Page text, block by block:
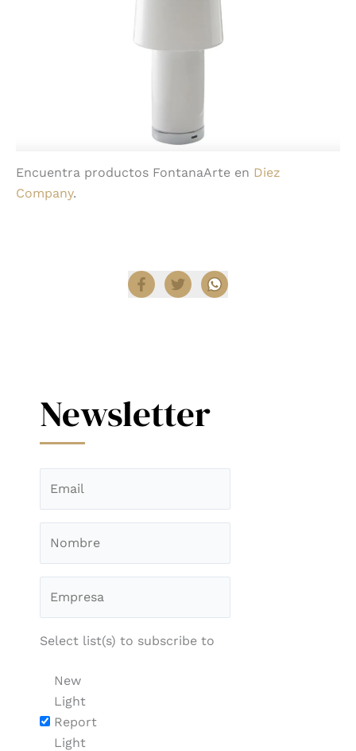
Encuentra productos FontanaArte en Diez
Company.
Newsletter
Select list(s) to subscribe to
New
Light
Report
Light